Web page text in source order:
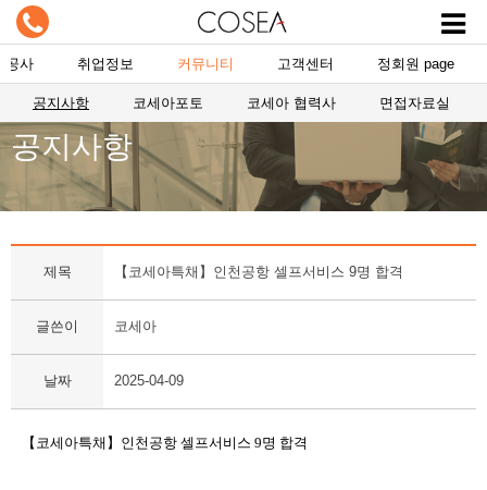
공사 취업정보 커뮤니티 고객센터 정회원 page
공지사항 코세아포토 코세아 협력사 면접자료실
공지사항
제목 【코세아특채】인천공항 셀프서비스 9명 합격
글쓴이 코세아
날짜 2025-04-09
【코세아특채】인천공항 셀프서비스 9명 합격